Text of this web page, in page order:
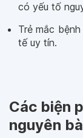
có yếu tố
Trẻ mắc
tế uy tín.
Các biện
nguyên